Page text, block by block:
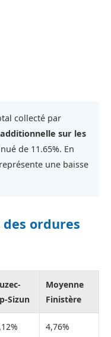
collecté par
sur les
de 11.65%. En
une baisse
des ordures
Sizun
Moyenne
Finistère
4,76%